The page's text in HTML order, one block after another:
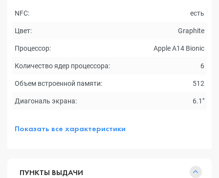
NFC: есть
Цвет: Graphite
Процессор: Apple A14 Bionic
Количество ядер процессора: 6
Объем встроенной памяти: 512
Диагональ экрана: 6.1"
Показать все характеристики
ПУНКТЫ ВЫДАЧИ